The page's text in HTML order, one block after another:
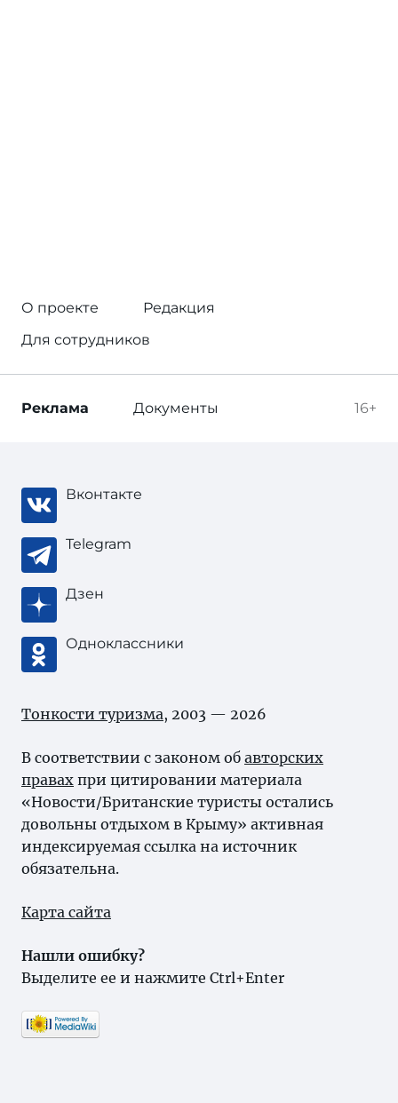
О проекте
Редакция
Для сотрудников
16+
Реклама Документы
Вконтакте
Telegram
Дзен
Одноклассники
Тонкости туризма, 2003 — 2026
В соответствии с законом об авторских
правах при цитировании материала
«Новости/Британские туристы остались
довольны отдыхом в Крыму» активная
индексируемая ссылка на источник
обязательна.
Карта сайта
Нашли ошибку?
Выделите ее и нажмите Ctrl+Enter